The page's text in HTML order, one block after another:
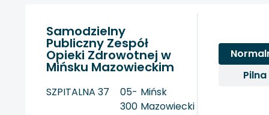
Samodzielny
Publiczny Zespół
Opieki Zdrowotnej w
Mińsku Mazowieckim
SZPITALNA 37
05-
300
Mińsk
Mazowiecki
Pilna